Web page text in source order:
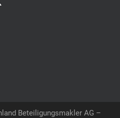
Beteiligungsmakler AG –